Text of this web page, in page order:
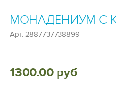
МОНАДЕНИУМ С
Арт. 2887737738899
1300.00 руб